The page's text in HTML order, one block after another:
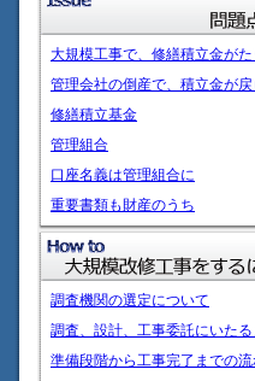
大規模工事で、修繕積立金が
管理会社の倒産で、積立金が
修繕積立基金
管理組合
口座名義は管理組合に
重要書類も財産のうち
調査機関の選定について
調査、設計、工事委託にいた
準備段階から工事完了までの